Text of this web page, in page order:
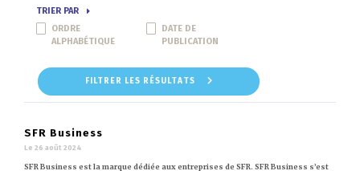
TRIER PAR
ORDRE
ALPHABÉTIQUE
DATE DE
PUBLICATION
FILTRER LES RÉSULTATS
SFR Business
Le 26 août 2024
SFR Business est la marque dédiée aux entreprises de SFR. SFR Business s’est